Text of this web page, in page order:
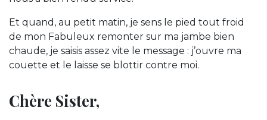
Et quand, au petit matin, je sens le pied tout froid
de mon Fabuleux remonter sur ma jambe bien
chaude, je saisis assez vite le message : j’ouvre ma
couette et le laisse se blottir contre moi.
Chère Sister,